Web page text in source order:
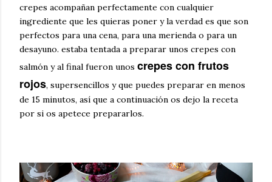
crepes acompañan perfectamente con cualquier
ingrediente que les quieras poner y la verdad es que son
perfectos para una cena, para una merienda o para un
desayuno. estaba tentada a preparar unos crepes con
salmón y al final fueron unos crepes con frutos
rojos, supersencillos y que puedes preparar en menos
de 15 minutos, así que a continuación os dejo la receta
por si os apetece prepararlos.